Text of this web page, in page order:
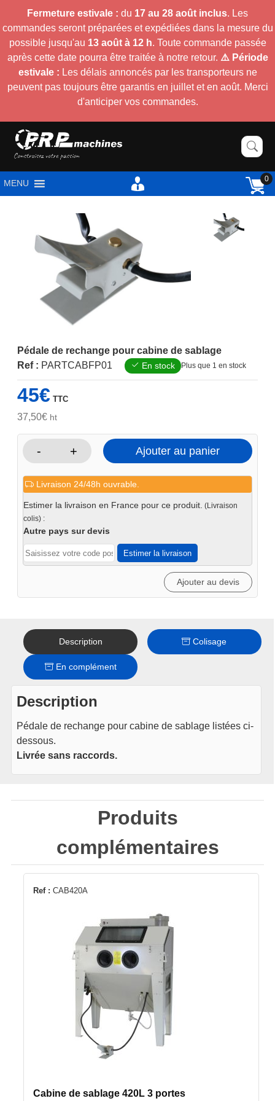
Fermeture estivale : du 17 au 28 août inclus. Les
commandes seront préparées et expédiées dans la mesure du
possible jusqu'au 13 août à 12 h. Toute commande passée
après cette date pourra être traitée à notre retour. ⚠️ Période
estivale : Les délais annoncés par les transporteurs ne
peuvent pas toujours être garantis en juillet et en août. Merci
d'anticiper vos commandes.
MENU 0
Pédale de rechange pour cabine de sablage
Ref : PARTCABFP01 En stock Plus que 1 en stock
45€ TTC
37,50€ht
-
quantité
Pédale
de
pour
cabine
de
+ Ajouter au panier
Livraison 24/48h ouvrable.
Estimer la livraison en France pour ce produit. (Livraison
colis) :
Autre pays sur devis
Estimer la livraison
Ajouter au devis
Description Colisage
En complément
Description
Pédale de rechange pour cabine de sablage listées ci-
dessous.
Livrée sans raccords.
Produits
complémentaires
Ref : CAB420A
Cabine de sablage 420L 3 portes